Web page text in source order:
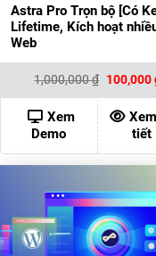
Astra Pro Trọn bộ [Có
Lifetime, Kích hoạt
Web
1,000,000₫ Giá
là:
100,000
Xem
Demo
tiết